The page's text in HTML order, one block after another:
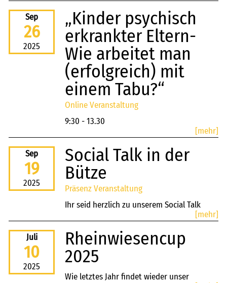
Sep
26
2025
„Kinder psychisch
erkrankter Eltern-
Wie arbeitet man
(erfolgreich) mit
einem Tabu?“
Online Veranstaltung
9:30 - 13.30
[mehr]
Sep
19
2025
Social Talk in der
Bütze
Präsenz Veranstaltung
Ihr seid herzlich zu unserem Social Talk
eingeladen. Wir wollen mit unseren Social
Talks einen Raum schaffen, um in lockerer
Atmosphäre zusammenzukommen, sich
auszutauschen und gleichzeitig spannende
inhaltliche Impulse zu erhalten. Ziel ist es,
neue Perspektiven kennenzulernen und
[mehr]
Juli
10
2025
Rheinwiesencup
2025
Wie letztes Jahr findet wieder unser